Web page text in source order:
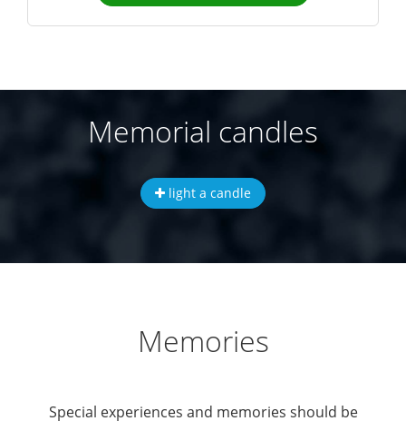
Memorial candles
light a candle
Memories
Special experiences and memories should be